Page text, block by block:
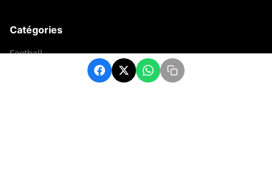
Catégories
Football